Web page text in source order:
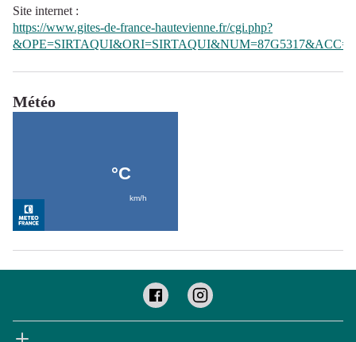
Site internet :
https://www.gites-de-france-hautevienne.fr/cgi.php?
Météo